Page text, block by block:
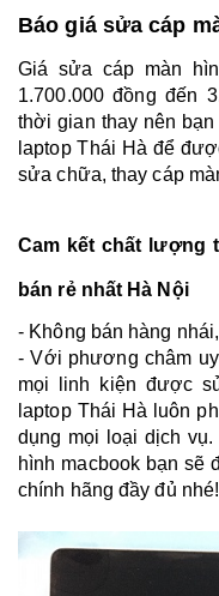
Báo giá sửa cáp
Giá sửa cáp màn
1.700.000 đồng đến
thời gian thay nên
laptop Thái Hà để
sửa chữa, thay cáp
Cam kết chất lượng
bán rẻ nhất Hà Nội
- Không bán hàng
- Với phương châm
mọi linh kiện được
laptop Thái Hà luôn
dụng mọi loại dịch
hình macbook bạn sẽ
chính hãng đầy đủ nhé!